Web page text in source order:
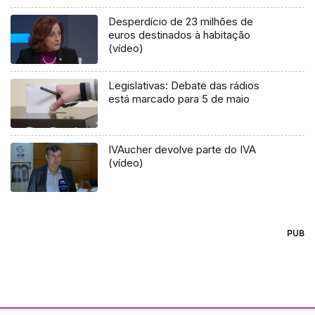
Desperdício de 23 milhões de
euros destinados à habitação
(vídeo)
Legislativas: Debate das rádios
está marcado para 5 de maio
IVAucher devolve parte do IVA
(vídeo)
PUB